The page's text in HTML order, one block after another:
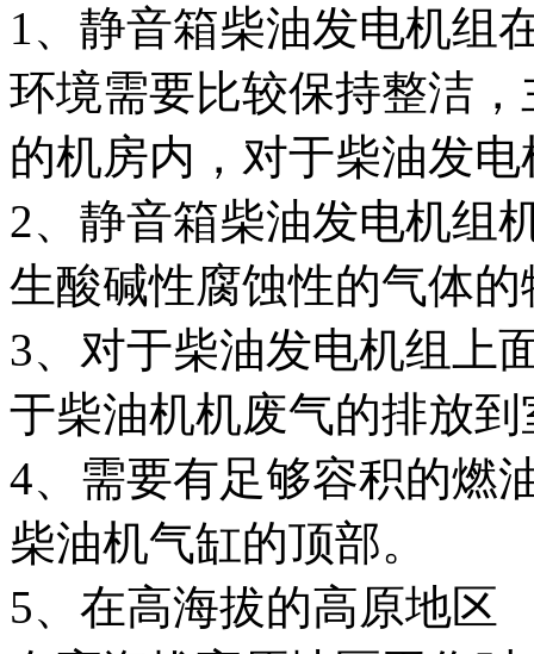
1、静音箱柴油发电机组
环境需要比较保持整洁
的机房内，对于柴油发
2、静音箱柴油发电机组
生酸碱性腐蚀性的气体的
3、对于柴油发电机组上
于柴油机机废气的排放到
4、需要有足够容积的燃
柴油机气缸的顶部。
5、在高海拔的高原地区